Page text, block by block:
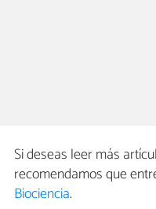
Si deseas leer más
recomendamos que
Biociencia.